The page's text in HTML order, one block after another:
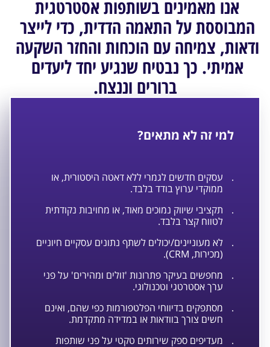
ברורים וננצח.
למי זה לא מתאים?
.
עסקים חדשים לגמרי ללא דאטה היסטורית, או
ממוקדי ערוץ בודד בלבד.
.
תקציבי שיווק נמוכים מאוד, או מחויבות נקודתית
לטווח קצר בלבד.
.
לא מעוניינים/יכולים לשתף נתונים עסקיים חיוניים
(מכירות, CRM).
.
מחפשים בעיקר פתרונות 'זולים ומהירים' על פני
ערך אסטרטגי וטכנולוגי.
.
מסתפקים בדיווחי הפלטפורמות כפי שהם, ואינם
חשים צורך בוודאות או במדידה מתקדמת.
.
מעדיפים ספק שירותים טקטי על פני שותפות